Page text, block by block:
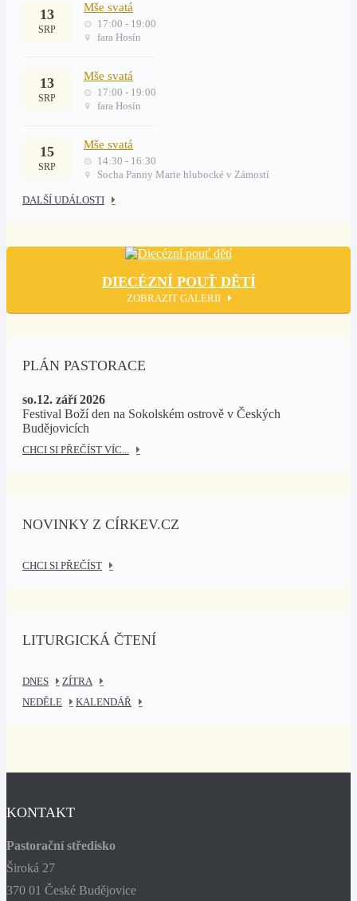
13
SRP
Mše svatá
17:00 - 19:00
fara Hosín
13
SRP
Mše svatá
17:00 - 19:00
fara Hosín
15
SRP
Mše svatá
14:30 - 16:30
Socha Panny Marie hlubocké v Zámostí
DALŠÍ UDÁLOSTI
DIECÉZNÍ POUŤ DĚTÍ
ZOBRAZIT GALERII
PLÁN PASTORACE
so.12. září 2026
Festival Boží den na Sokolském ostrově v Českých
Budějovicích
CHCI SI PŘEČÍST VÍC...
NOVINKY Z CÍRKEV.CZ
CHCI SI PŘEČÍST
LITURGICKÁ ČTENÍ
DNES
ZÍTRA
NEDĚLE
KALENDÁŘ
KONTAKT
Pastorační středisko
Široká 27
370 01 České Budějovice